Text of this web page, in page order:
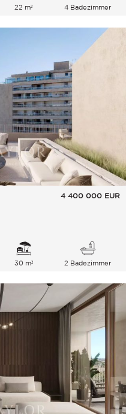
22 m² 4 Badezimmer
4 400 000 EUR
30 m² 2 Badezimmer